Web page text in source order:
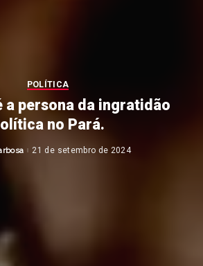
POLÍTICA
a persona da ingratidão
no Pará.
21 de setembro de 2024